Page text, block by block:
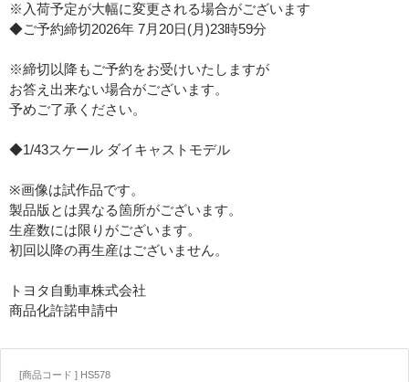
※入荷予定が大幅に変更される場合がございます
◆ご予約締切2026年 7月20日(月)23時59分
※締切以降もご予約をお受けいたしますが
お答え出来ない場合がございます。
予めご了承ください。
◆1/43スケール ダイキャストモデル
※画像は試作品です。
製品版とは異なる箇所がございます。
生産数には限りがございます。
初回以降の再生産はございません。
トヨタ自動車株式会社
商品化許諾申請中
[商品コード ] HS578